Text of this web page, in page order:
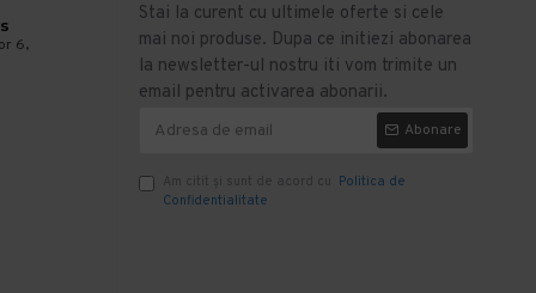
6,
Stai la curent cu ultimele oferte si cele
mai noi produse. Dupa ce initiezi abonarea
la newsletter-ul nostru iti vom trimite un
email pentru activarea abonarii.
Abonare
Am citit şi sunt de acord cu Politica de
Confidentialitate